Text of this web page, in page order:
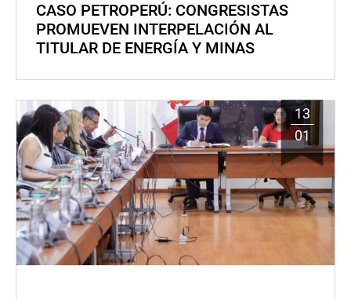
CASO PETROPERÚ: CONGRESISTAS
PROMUEVEN INTERPELACIÓN AL
TITULAR DE ENERGÍA Y MINAS
13
01